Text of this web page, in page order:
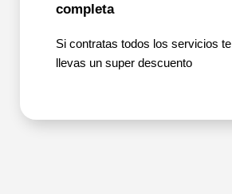
completa
Si contratas todos los servicios te
llevas un super descuento